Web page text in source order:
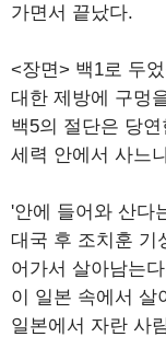
가면서 끝났다.
<장면> 백1로 두
대한 제방에 구멍
백5의 절단은 당
세력 안에서 사느
'안에 들어와 산다
대국 후 조치훈 기
어가서 살아남는
이 일본 속에서 살
일본에서 자란 사